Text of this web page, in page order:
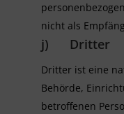
nicht als
j) Dritter
Dritter ist eine
Behörde,
betroffenen